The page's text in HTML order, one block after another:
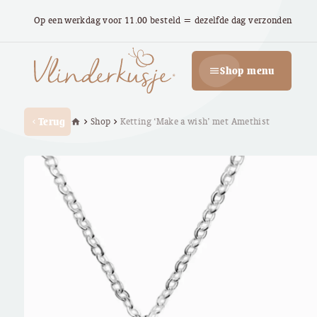
Op een werkdag voor 11.00 besteld = dezelfde dag verzonden
menuShop menu
chevron_left Terug home chevron_right Shop chevron_rightKetting ‘Make a wish’ met Amethist